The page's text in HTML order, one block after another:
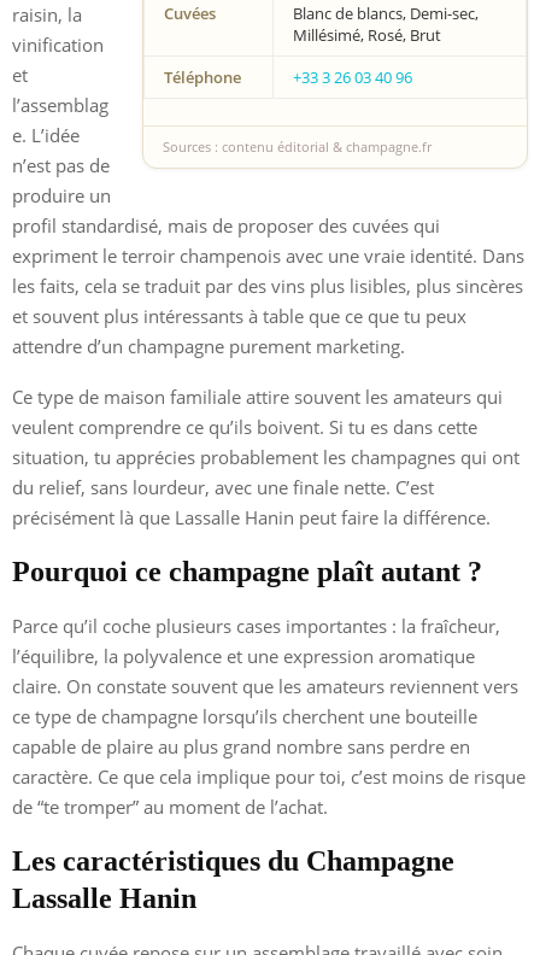
Cuvées
Blanc de blancs, Demi-sec,
Millésimé, Rosé, Brut
Téléphone
+33 3 26 03 40 96
Sources : contenu éditorial & champagne.fr
raisin, la
vinification
et
l’assemblag
e. L’idée
n’est pas de
produire un
profil standardisé, mais de proposer des cuvées qui
expriment le terroir champenois avec une vraie identité. Dans
les faits, cela se traduit par des vins plus lisibles, plus sincères
et souvent plus intéressants à table que ce que tu peux
attendre d’un champagne purement marketing.
Ce type de maison familiale attire souvent les amateurs qui
veulent comprendre ce qu’ils boivent. Si tu es dans cette
situation, tu apprécies probablement les champagnes qui ont
du relief, sans lourdeur, avec une finale nette. C’est
précisément là que Lassalle Hanin peut faire la différence.
Pourquoi ce champagne plaît autant ?
Parce qu’il coche plusieurs cases importantes : la fraîcheur,
l’équilibre, la polyvalence et une expression aromatique
claire. On constate souvent que les amateurs reviennent vers
ce type de champagne lorsqu’ils cherchent une bouteille
capable de plaire au plus grand nombre sans perdre en
caractère. Ce que cela implique pour toi, c’est moins de risque
de “te tromper” au moment de l’achat.
Les caractéristiques du Champagne
Lassalle Hanin